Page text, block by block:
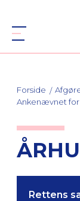
Forside
Ankenævnet
Rettens